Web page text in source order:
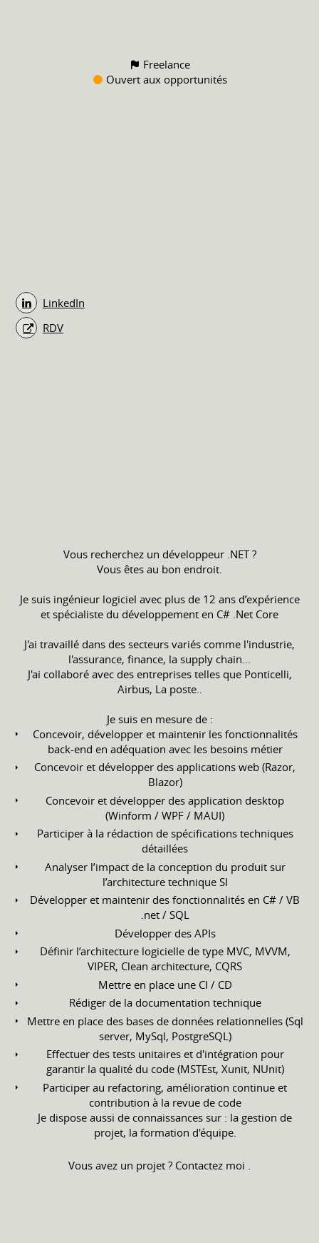
Freelance
Ouvert aux opportunités
LinkedIn
RDV
Vous recherchez un développeur .NET ?
Vous êtes au bon endroit.
Je suis ingénieur logiciel avec plus de 12 ans d’expérience
et spécialiste du développement en C# .Net Core
J'ai travaillé dans des secteurs variés comme l'industrie,
l'assurance, finance, la supply chain...
J'ai collaboré avec des entreprises telles que Ponticelli,
Airbus, La poste..
Je suis en mesure de :
Concevoir, développer et maintenir les fonctionnalités
back-end en adéquation avec les besoins métier
Concevoir et développer des applications web (Razor,
Blazor)
Concevoir et développer des application desktop
(Winform / WPF / MAUI)
Participer à la rédaction de spécifications techniques
détaillées
Analyser l’impact de la conception du produit sur
l’architecture technique SI
Développer et maintenir des fonctionnalités en C# / VB
.net / SQL
Développer des APIs
Définir l’architecture logicielle de type MVC, MVVM,
VIPER, Clean architecture, CQRS
Mettre en place une CI / CD
Rédiger de la documentation technique
Mettre en place des bases de données relationnelles (Sql
server, MySql, PostgreSQL)
Effectuer des tests unitaires et d'intégration pour
garantir la qualité du code (MSTEst, Xunit, NUnit)
Participer au refactoring, amélioration continue et
contribution à la revue de code
Je dispose aussi de connaissances sur : la gestion de
projet, la formation d'équipe.
Vous avez un projet ? Contactez moi .